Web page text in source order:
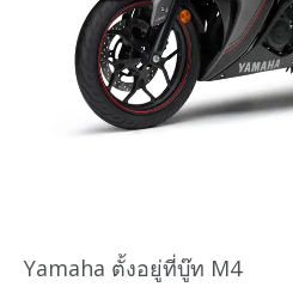
Yamaha ตั้งอยู่ที่บู๊ท M4